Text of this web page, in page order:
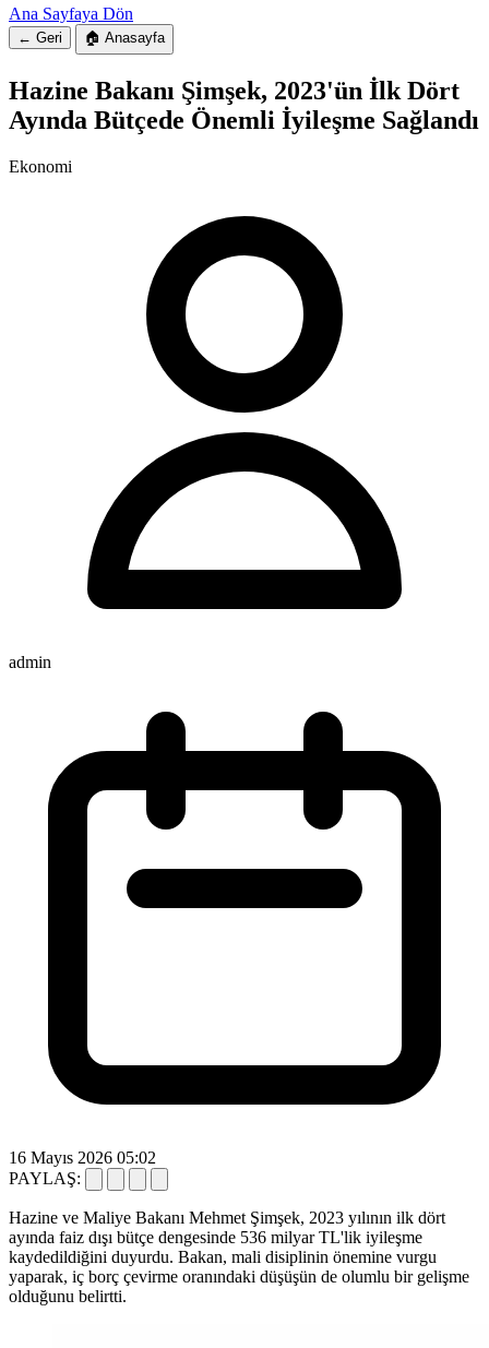
Ana Sayfaya Dön
← Geri 🏠 Anasayfa
Hazine Bakanı Şimşek, 2023'ün İlk Dört
Ayında Bütçede Önemli İyileşme Sağlandı
Ekonomi
admin
16 Mayıs 2026 05:02
PAYLAŞ:
Hazine ve Maliye Bakanı Mehmet Şimşek, 2023 yılının ilk dört
ayında faiz dışı bütçe dengesinde 536 milyar TL'lik iyileşme
kaydedildiğini duyurdu. Bakan, mali disiplinin önemine vurgu
yaparak, iç borç çevirme oranındaki düşüşün de olumlu bir gelişme
olduğunu belirtti.